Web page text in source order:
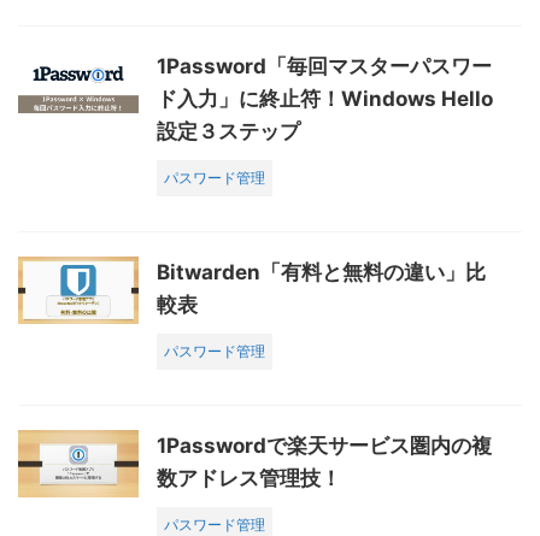
1Password「毎回マスターパスワー
ド入力」に終止符！Windows Hello
設定３ステップ
パスワード管理
Bitwarden「有料と無料の違い」比
較表
パスワード管理
1Passwordで楽天サービス圏内の複
数アドレス管理技！
パスワード管理